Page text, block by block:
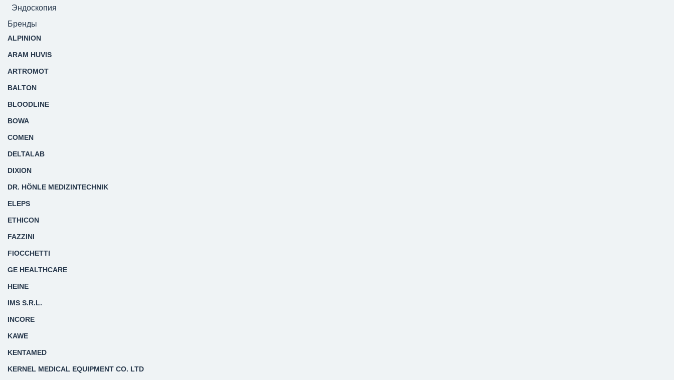
Эндоскопия
Бренды
ALPINION
ARAM HUVIS
ARTROMOT
BALTON
BLOODLINE
BOWA
COMEN
DELTALAB
DIXION
DR. HÖNLE MEDIZINTECHNIK
ELEPS
ETHICON
FAZZINI
FIOCCHETTI
GE HEALTHCARE
HEINE
IMS S.R.L.
INCORE
KAWE
KENTAMED
KERNEL MEDICAL EQUIPMENT CO. LTD